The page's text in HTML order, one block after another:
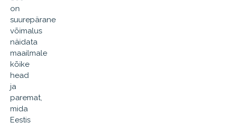
on
suurepärane
võimalus
näidata
maailmale
kõike
head
ja
paremat,
mida
Eestis